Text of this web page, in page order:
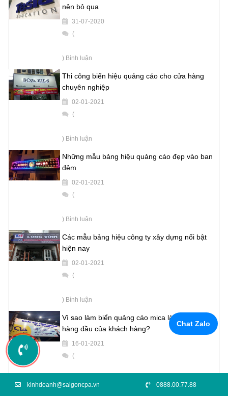
nên bỏ qua
31-07-2020
(
) Bình luận
Thi công biển hiệu quảng cáo cho cửa hàng
chuyên nghiệp
02-01-2021
(
) Bình luận
Những mẫu bảng hiệu quảng cáo đẹp vào ban
đêm
02-01-2021
(
) Bình luận
Các mẫu bảng hiệu công ty xây dựng nổi bật
hiện nay
02-01-2021
(
) Bình luận
Vì sao làm biển quảng cáo mica là sự lựa chọn
hàng đầu của khách hàng?
16-01-2021
(
Chat Zalo
kinhdoanh@saigoncpa.vn 0888.00.77.88